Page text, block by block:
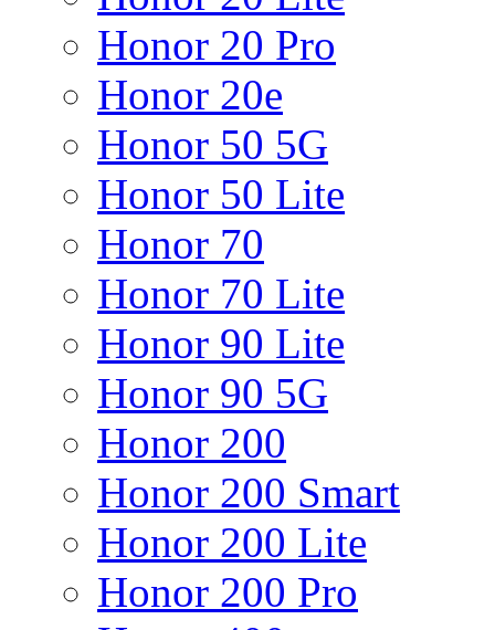
Honor 20 Pro
Honor 20e
Honor 50 5G
Honor 50 Lite
Honor 70
Honor 70 Lite
Honor 90 Lite
Honor 90 5G
Honor 200
Honor 200 Smart
Honor 200 Lite
Honor 200 Pro